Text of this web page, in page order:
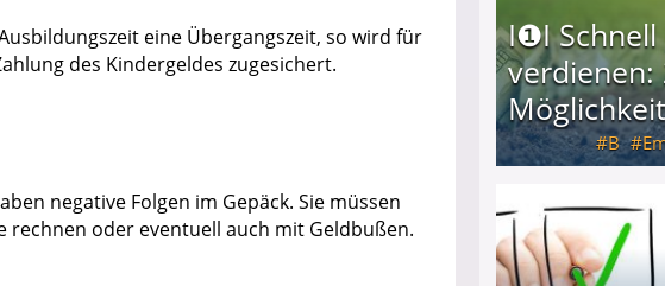
eine Übergangszeit, so wird für
des Kindergeldes zugesichert.
negative Folgen im Gepäck. Sie müssen
rechnen oder eventuell auch mit Geldbußen.
I❶I Schnell
verdienen:
B
I❶I Schnell Geld verdienen: 20 seriöse Möglichkeiten